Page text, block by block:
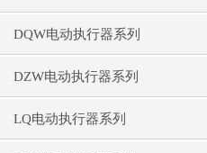
DQW电动执行器系列
DZW电动执行器系列
LQ电动执行器系列